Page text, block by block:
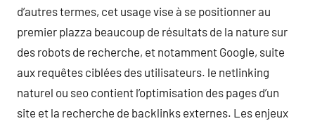
d’autres termes, cet usage vise à se positionner au
premier plazza beaucoup de résultats de la nature sur
des robots de recherche, et notamment Google, suite
aux requêtes ciblées des utilisateurs. le netlinking
naturel ou seo contient l’optimisation des pages d’un
site et la recherche de backlinks externes. Les enjeux